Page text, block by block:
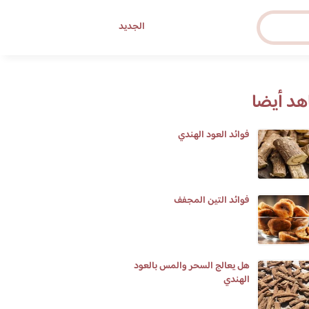
الجديد
أيضا
فوائد العود الهندي
فوائد التين المجفف
هل يعالج السحر والمس بالعود
الهندي